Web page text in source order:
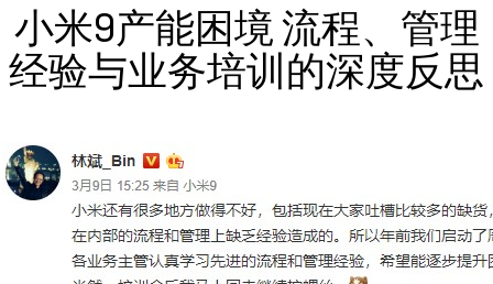
小米9产能困境 流程、管理
经验与业务培训的深度反思